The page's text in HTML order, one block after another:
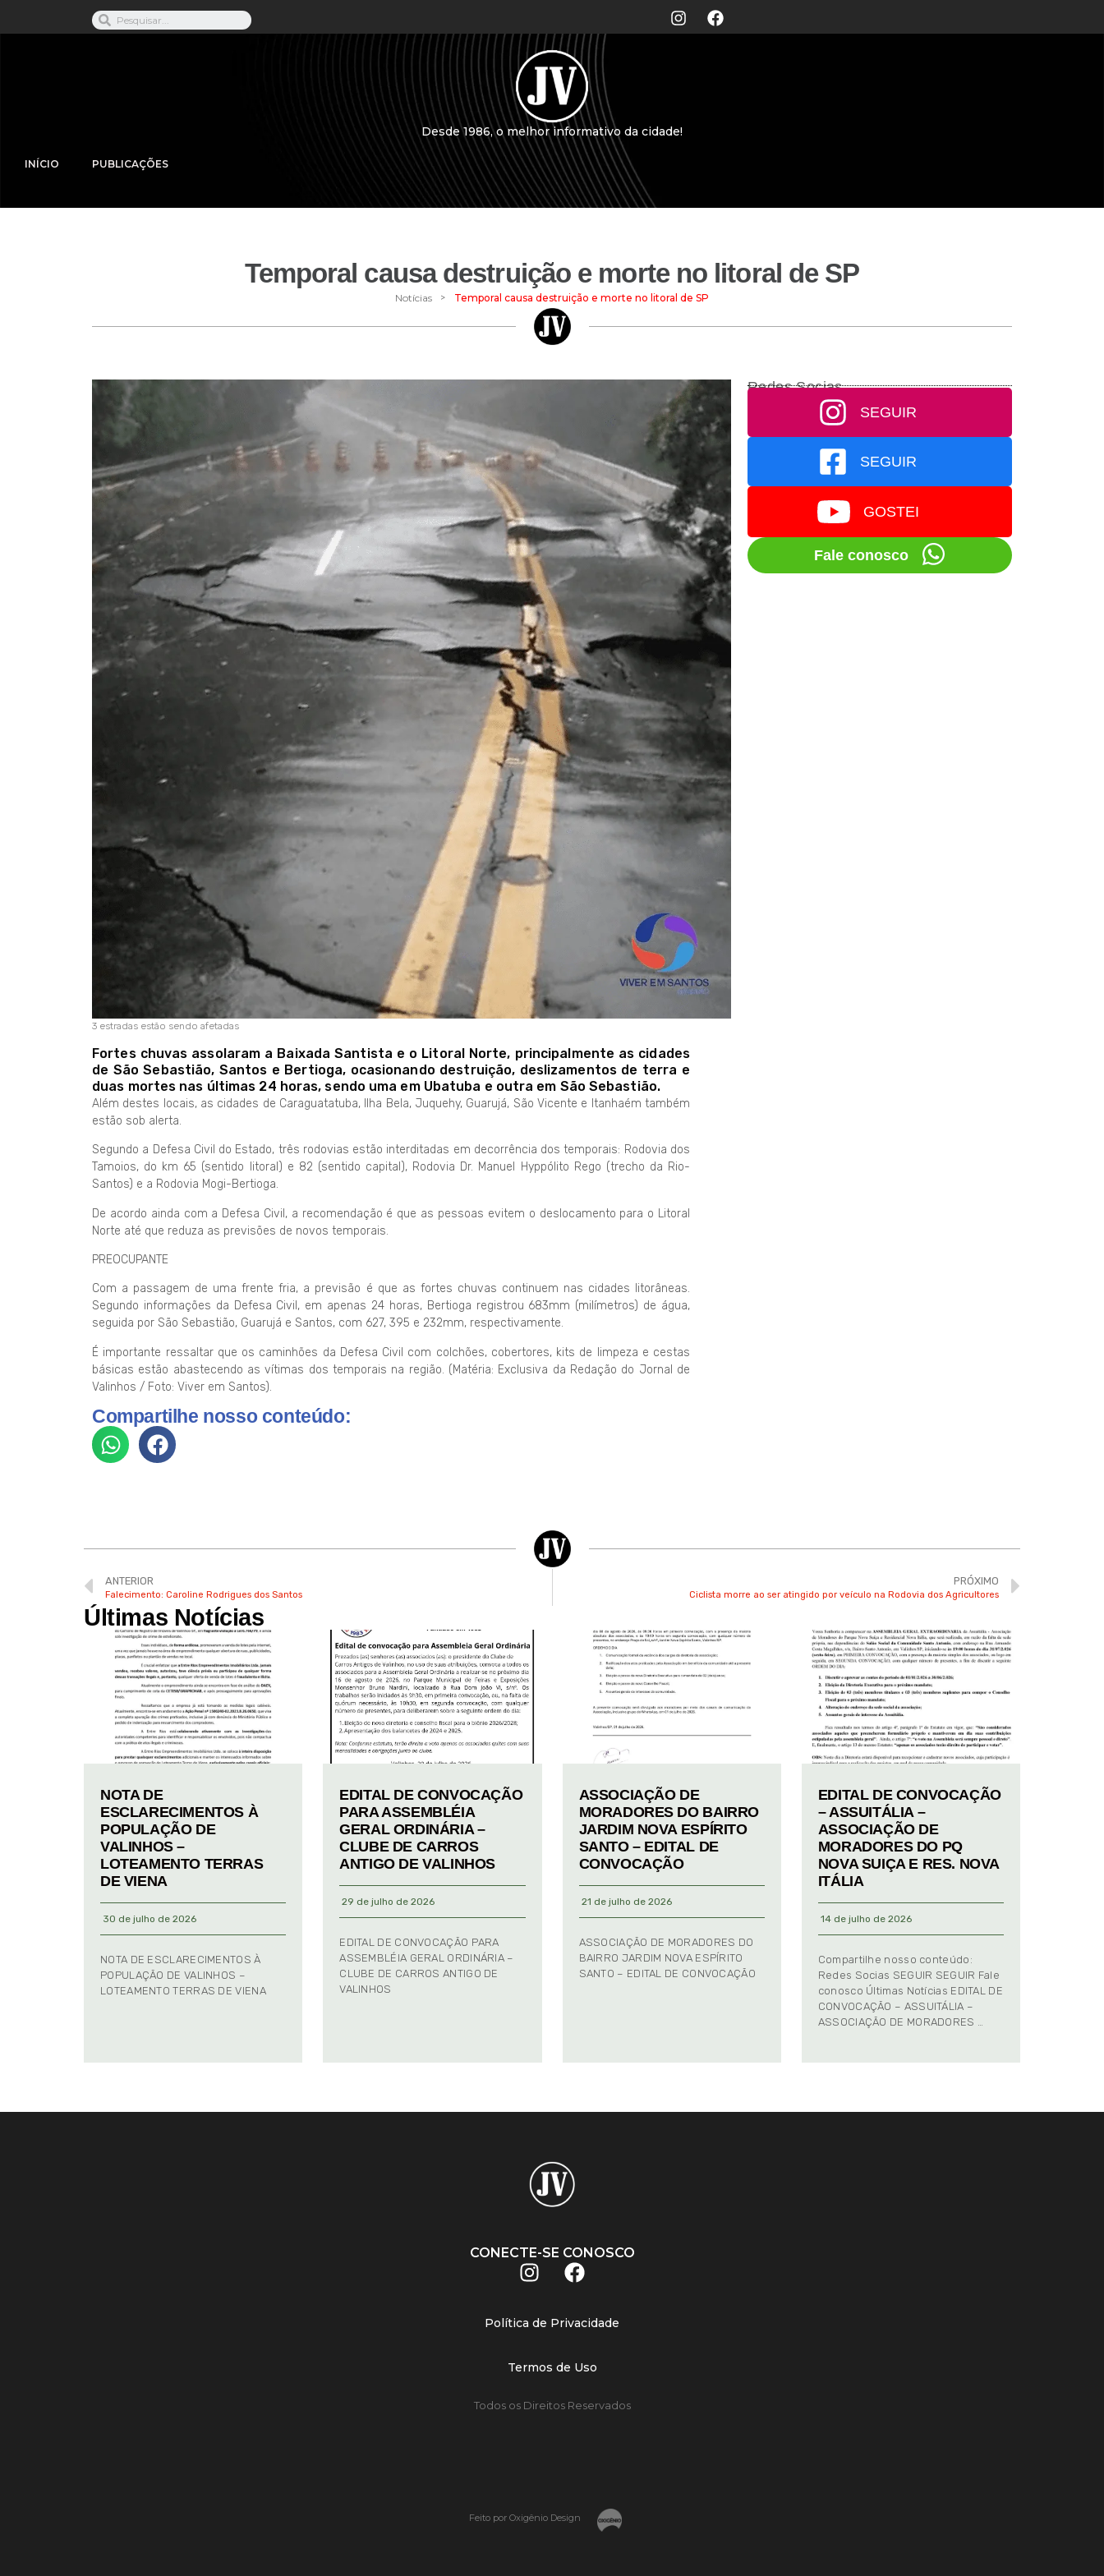
Desde 1986, o melhor informativo da cidade!
INÍCIO PUBLICAÇÕES
Temporal causa destruição e morte no litoral de SP
Notícias > Temporal causa destruição e morte no litoral de SP
3 estradas estão sendo afetadas
Fortes chuvas assolaram a Baixada Santista e o Litoral Norte, principalmente as cidades
de São Sebastião, Santos e Bertioga, ocasionando destruição, deslizamentos de terra e
duas mortes nas últimas 24 horas, sendo uma em Ubatuba e outra em São Sebastião.
Além destes locais, as cidades de Caraguatatuba, Ilha Bela, Juquehy, Guarujá, São Vicente e Itanhaém também
estão sob alerta.
Segundo a Defesa Civil do Estado, três rodovias estão interditadas em decorrência dos temporais: Rodovia dos
Tamoios, do km 65 (sentido litoral) e 82 (sentido capital), Rodovia Dr. Manuel Hyppólito Rego (trecho da Rio-
Santos) e a Rodovia Mogi-Bertioga.
De acordo ainda com a Defesa Civil, a recomendação é que as pessoas evitem o deslocamento para o Litoral
Norte até que reduza as previsões de novos temporais.
PREOCUPANTE
Com a passagem de uma frente fria, a previsão é que as fortes chuvas continuem nas cidades litorâneas.
Segundo informações da Defesa Civil, em apenas 24 horas, Bertioga registrou 683mm (milímetros) de água,
seguida por São Sebastião, Guarujá e Santos, com 627, 395 e 232mm, respectivamente.
É importante ressaltar que os caminhões da Defesa Civil com colchões, cobertores, kits de limpeza e cestas
básicas estão abastecendo as vítimas dos temporais na região. (Matéria: Exclusiva da Redação do Jornal de
Valinhos / Foto: Viver em Santos).
Compartilhe nosso conteúdo:
Redes Socias
SEGUIR
SEGUIR
GOSTEI
Fale conosco
ANTERIOR
Falecimento: Caroline Rodrigues dos Santos
PRÓXIMO
Ciclista morre ao ser atingido por veículo na Rodovia dos Agricultores
Últimas Notícias
NOTA DE
ESCLARECIMENTOS À
POPULAÇÃO DE
VALINHOS –
LOTEAMENTO TERRAS
DE VIENA
30 de julho de 2026
NOTA DE ESCLARECIMENTOS À
POPULAÇÃO DE VALINHOS –
LOTEAMENTO TERRAS DE VIENA
EDITAL DE CONVOCAÇÃO
PARA ASSEMBLÉIA
GERAL ORDINÁRIA –
CLUBE DE CARROS
ANTIGO DE VALINHOS
29 de julho de 2026
EDITAL DE CONVOCAÇÃO PARA
ASSEMBLÉIA GERAL ORDINÁRIA –
CLUBE DE CARROS ANTIGO DE
VALINHOS
ASSOCIAÇÃO DE
MORADORES DO BAIRRO
JARDIM NOVA ESPÍRITO
SANTO – EDITAL DE
CONVOCAÇÃO
21 de julho de 2026
ASSOCIAÇÃO DE MORADORES DO
BAIRRO JARDIM NOVA ESPÍRITO
SANTO – EDITAL DE CONVOCAÇÃO
EDITAL DE CONVOCAÇÃO
– ASSUITÁLIA –
ASSOCIAÇÃO DE
MORADORES DO PQ
NOVA SUIÇA E RES. NOVA
ITÁLIA
14 de julho de 2026
Compartilhe nosso conteúdo:
Redes Socias SEGUIR SEGUIR Fale
conosco Últimas Notícias EDITAL DE
CONVOCAÇÃO – ASSUITÁLIA –
ASSOCIAÇÃO DE MORADORES …
CONECTE-SE CONOSCO
Política de Privacidade
Termos de Uso
Todos os Direitos Reservados
Feito por Oxigênio Design